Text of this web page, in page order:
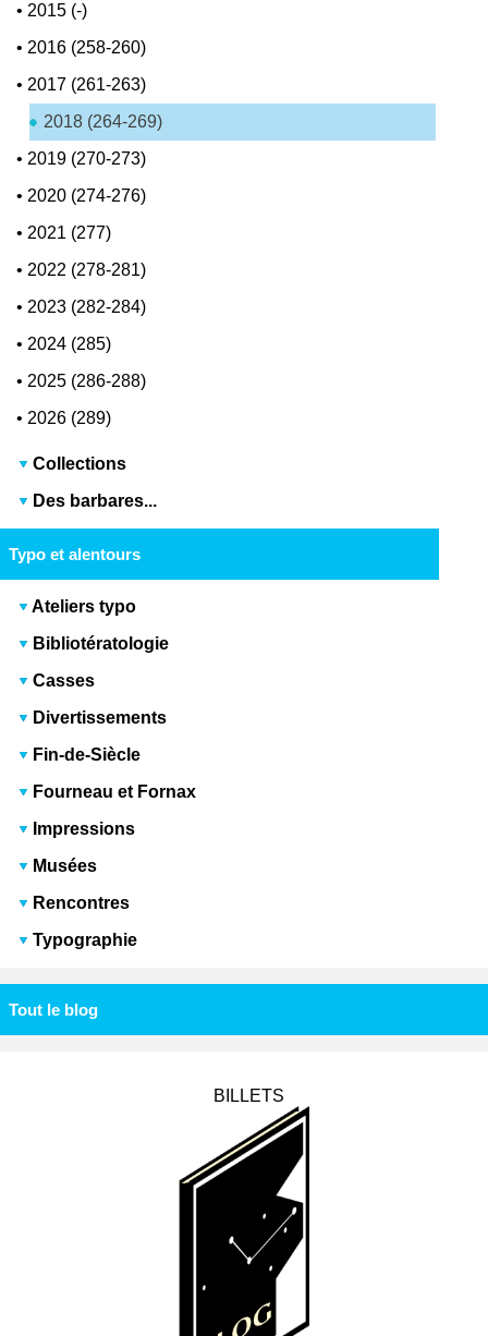
• 2015 (-)
• 2016 (258-260)
• 2017 (261-263)
2018 (264-269)
• 2019 (270-273)
• 2020 (274-276)
• 2021 (277)
• 2022 (278-281)
• 2023 (282-284)
• 2024 (285)
• 2025 (286-288)
• 2026 (289)
Collections
Des barbares...
Typo et alentours
Ateliers typo
Bibliotératologie
Casses
Divertissements
Fin-de-Siècle
Fourneau et Fornax
Impressions
Musées
Rencontres
Typographie
Tout le blog
BILLETS